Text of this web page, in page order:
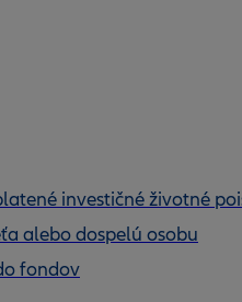
investičné životné
alebo dospelú osobu
fondov